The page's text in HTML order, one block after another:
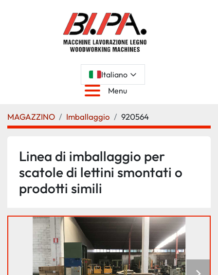
Italiano
Menu
MAGAZZINO Imballaggio 920564
Linea di imballaggio per
scatole di lettini smontati o
prodotti simili